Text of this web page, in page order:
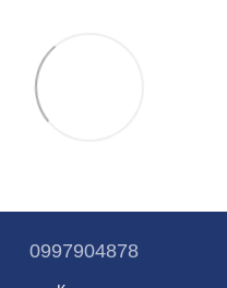
0997904878